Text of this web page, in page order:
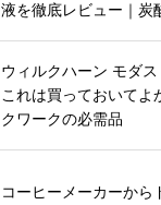
液を徹底レビュー｜炭
ウィルクハーン モダ
これは買っておいてよ
クワークの必需品
コーヒーメーカーから